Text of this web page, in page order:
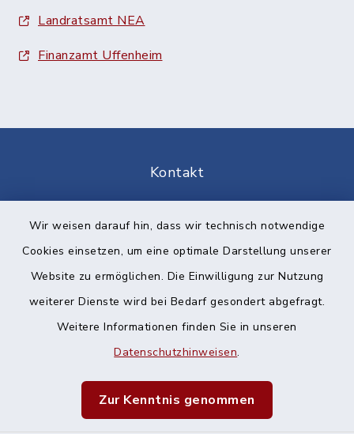
Wir weisen darauf hin, dass wir technisch notwendige
Cookies einsetzen, um eine optimale Darstellung unserer
Website zu ermöglichen. Die Einwilligung zur Nutzung
weiterer Dienste wird bei Bedarf gesondert abgefragt.
Weitere Informationen finden Sie in unseren
Datenschutzhinweisen.
Zur Kenntnis genommen
Landratsamt NEA
Finanzamt Uffenheim
Kontakt
Datenschutz
Impressum
Sitemap
Cookie-Einstellungen